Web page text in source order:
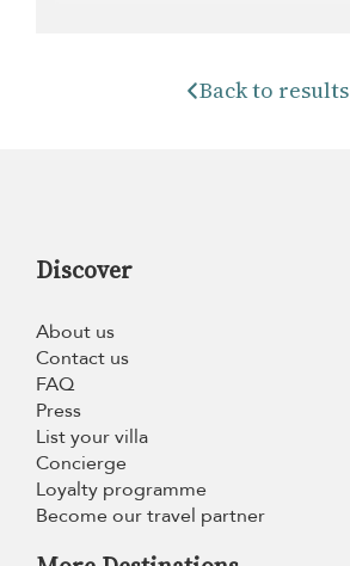
Back to results
Discover
About us
Contact us
FAQ
Press
List your villa
Concierge
Loyalty programme
Become our travel partner